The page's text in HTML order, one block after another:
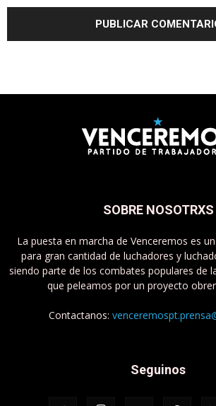
SOBRE NOSOTRXS
La puesta en marcha de Venceremos es
para gran cantidad de luchadores y
siendo parte de los combates populares de
que peleamos por un proyecto
Contactanos:
Seguinos